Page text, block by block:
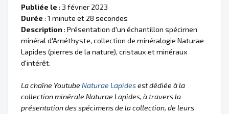
Publiée le : 3 février 2023
Durée : 1 minute et 28 secondes
Description : Présentation d'un échantillon spécimen
minéral d'Améthyste, collection de minéralogie Naturae
Lapides (pierres de la nature), cristaux et minéraux
d'intérêt.
La chaîne Youtube Naturae Lapidesest dédiée à la
collection minérale Naturae Lapides, à travers la
présentation des spécimens de la collection, de leurs